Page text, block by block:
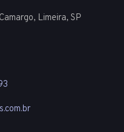
Limeira, SP